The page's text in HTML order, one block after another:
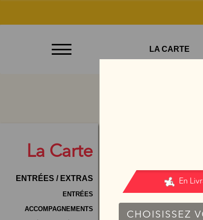
Emporter
Contact
Mentions
Légales
LA CARTE
La Carte
ENTRÉES / EXTRAS
ENTRÉES
ACCOMPAGNEMENTS